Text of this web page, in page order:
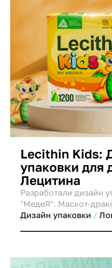
Lecithin Kids:
упаковки для
Лецитина
Разработали дизайн
"МедеЯ". Маскот-
зеленые цвета
Дизайн упаковки